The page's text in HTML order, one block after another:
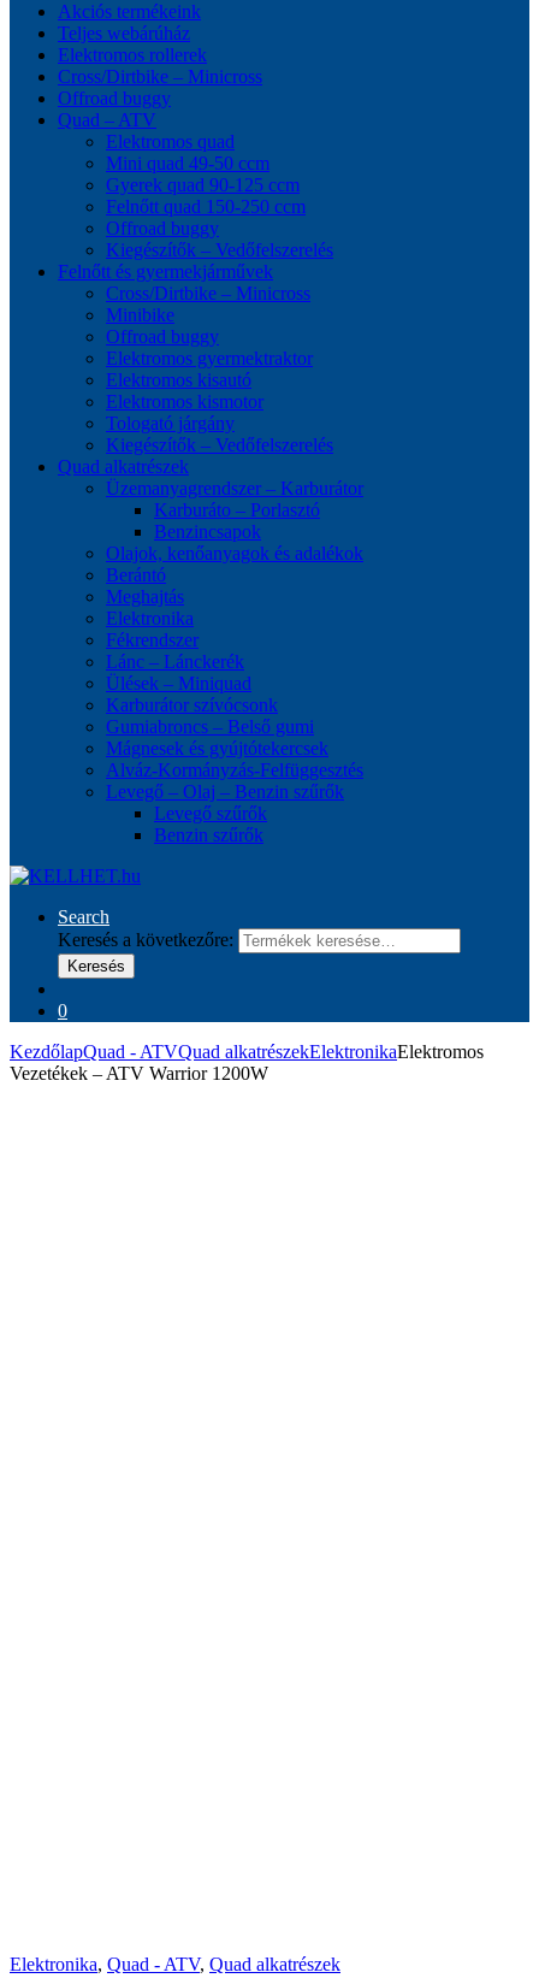
Akciós termékeink
Teljes webárúház
Elektromos rollerek
Cross/Dirtbike – Minicross
Offroad buggy
Quad – ATV
Elektromos quad
Mini quad 49-50 ccm
Gyerek quad 90-125 ccm
Felnőtt quad 150-250 ccm
Offroad buggy
Kiegészítők – Vedőfelszerelés
Felnőtt és gyermekjárművek
Cross/Dirtbike – Minicross
Minibike
Offroad buggy
Elektromos gyermektraktor
Elektromos kisautó
Elektromos kismotor
Tologató járgány
Kiegészítők – Vedőfelszerelés
Quad alkatrészek
Üzemanyagrendszer – Karburátor
Karburáto – Porlasztó
Benzincsapok
Olajok, kenőanyagok és adalékok
Berántó
Meghajtás
Elektronika
Fékrendszer
Lánc – Lánckerék
Ülések – Miniquad
Karburátor szívócsonk
Gumiabroncs – Belső gumi
Mágnesek és gyújtótekercsek
Alváz-Kormányzás-Felfüggesztés
Levegő – Olaj – Benzin szűrők
Levegő szűrők
Benzin szűrők
Search
Keresés a következőre:
Keresés
0
KezdőlapQuad - ATVQuad alkatrészekElektronikaElektromos
Vezetékek – ATV Warrior 1200W
Elektronika, Quad - ATV, Quad alkatrészek